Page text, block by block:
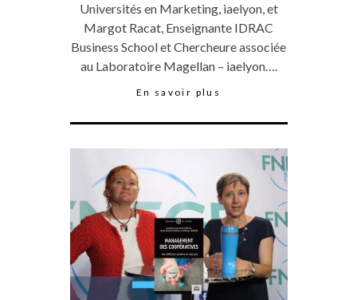
Universités en Marketing, iaelyon, et
Margot Racat, Enseignante IDRAC
Business School et Chercheure associée
au Laboratoire Magellan – iaelyon….
En savoir plus